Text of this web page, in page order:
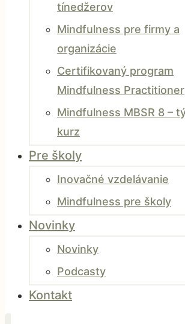
tínedžerov
Mindfulness pre firmy a
organizácie
Certifikovaný program
Mindfulness Practitioner
Mindfulness MBSR 8 –
kurz
Pre školy
Inovačné vzdelávanie
Mindfulness pre školy
Novinky
Novinky
Podcasty
Kontakt